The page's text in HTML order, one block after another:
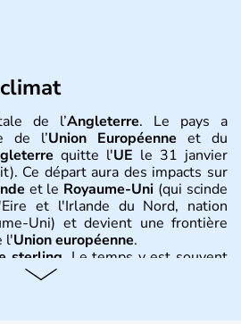
de l’Angleterre. Le pays a
de l’Union Européenne et du
quitte l'UE le 31 janvier
Ce départ aura des impacts sur
et le Royaume-Uni (qui scinde
et l'Irlande du Nord, nation
Uni) et devient une frontière
l'Union européenne.
sterling . Le temps y est souvent
précipitations : il s’agit d’un